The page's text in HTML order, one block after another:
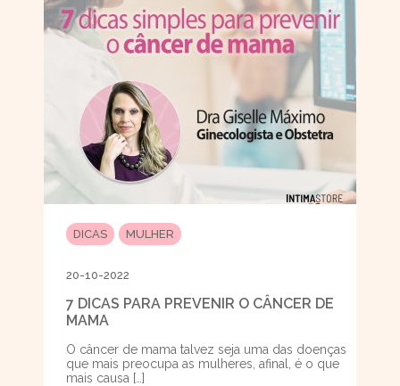
DICAS MULHER
20-10-2022
7 DICAS PARA PREVENIR O CÂNCER DE
MAMA
O câncer de mama talvez seja uma das doenças
que mais preocupa as mulheres, afinal, é o que
mais causa […]